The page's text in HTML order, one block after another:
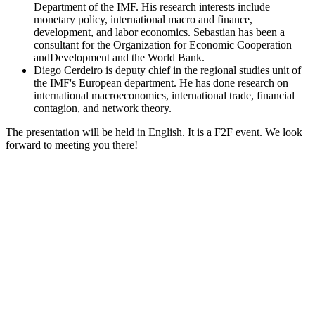
Department of the IMF. His research interests include
monetary policy, international macro and finance,
development, and labor economics. Sebastian has been a
consultant for the Organization for Economic Cooperation
andDevelopment and the World Bank.
Diego Cerdeiro is deputy chief in the regional studies unit of
the IMF's European department. He has done research on
international macroeconomics, international trade, financial
contagion, and network theory.
The presentation will be held in English. It is a F2F event. We look
forward to meeting you there!